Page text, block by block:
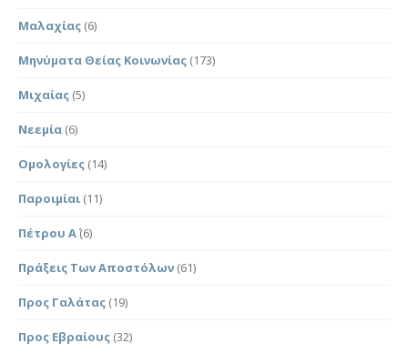
Μαλαχίας (6)
Μηνύματα Θείας Κοινωνίας (173)
Μιχαίας (5)
Νεεμία (6)
Ομολογίες (14)
Παροιμίαι (11)
Πέτρου Α΄(6)
Πράξεις Των Αποστόλων (61)
Προς Γαλάτας (19)
Προς Εβραίους (32)